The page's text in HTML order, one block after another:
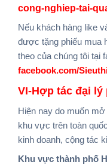
cong-nghiep-tai-
Nếu khách hàng like
được tặng phiếu mua
theo của chúng tôi tại
facebook.com/
VI-Hợp tác đại lý
Hiện nay do muốn
khu vực trên toàn
kinh doanh, cộng tác
Khu vực thành phố